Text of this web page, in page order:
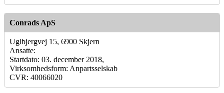
Conrads ApS
Uglbjergvej 15, 6900 Skjern
Ansatte:
Startdato: 03. december 2018,
Virksomhedsform: Anpartsselskab
CVR: 40066020